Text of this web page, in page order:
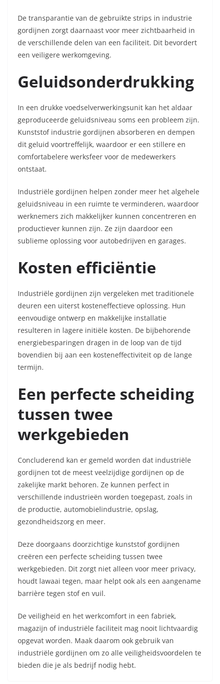
De transparantie van de gebruikte strips in industrie
gordijnen zorgt daarnaast voor meer zichtbaarheid in
de verschillende delen van een faciliteit. Dit bevordert
een veiligere werkomgeving.
Geluidsonderdrukking
In een drukke voedselverwerkingsunit kan het aldaar
geproduceerde geluidsniveau soms een probleem zijn.
Kunststof industrie gordijnen absorberen en dempen
dit geluid voortreffelijk, waardoor er een stillere en
comfortabelere werksfeer voor de medewerkers
ontstaat.
Industriële gordijnen helpen zonder meer het algehele
geluidsniveau in een ruimte te verminderen, waardoor
werknemers zich makkelijker kunnen concentreren en
productiever kunnen zijn. Ze zijn daardoor een
sublieme oplossing voor autobedrijven en garages.
Kosten efficiëntie
Industriële gordijnen zijn vergeleken met traditionele
deuren een uiterst kosteneffectieve oplossing. Hun
eenvoudige ontwerp en makkelijke installatie
resulteren in lagere initiële kosten. De bijbehorende
energiebesparingen dragen in de loop van de tijd
bovendien bij aan een kosteneffectiviteit op de lange
termijn.
Een perfecte scheiding
tussen twee
werkgebieden
Concluderend kan er gemeld worden dat industriële
gordijnen tot de meest veelzijdige gordijnen op de
zakelijke markt behoren. Ze kunnen perfect in
verschillende industrieën worden toegepast, zoals in
de productie, automobielindustrie, opslag,
gezondheidszorg en meer.
Deze doorgaans doorzichtige kunststof gordijnen
creëren een perfecte scheiding tussen twee
werkgebieden. Dit zorgt niet alleen voor meer privacy,
houdt lawaai tegen, maar helpt ook als een aangename
barrière tegen stof en vuil.
De veiligheid en het werkcomfort in een fabriek,
magazijn of industriële faciliteit mag nooit lichtvaardig
opgevat worden. Maak daarom ook gebruik van
industriële gordijnen om zo alle veiligheidsvoordelen te
bieden die je als bedrijf nodig hebt.